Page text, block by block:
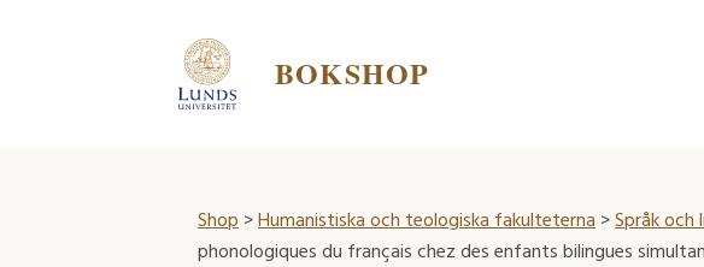
BOKSHOP
Shop>Humanistiska och teologiska fakulteterna>Språk
phonologiques du français chez des enfants bilingues